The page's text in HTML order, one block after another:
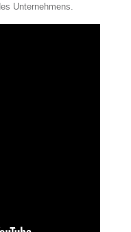
Unternehmens.